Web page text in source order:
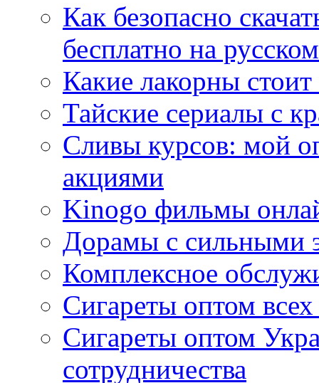
Как безопасно
бесплатно на
Какие лакорны
Тайские сериалы с
Сливы курсов: мой
акциями
Kinogo фильмы
Дорамы с сильными
Комплексное
Сигареты оптом
Сигареты оптом
сотрудничества